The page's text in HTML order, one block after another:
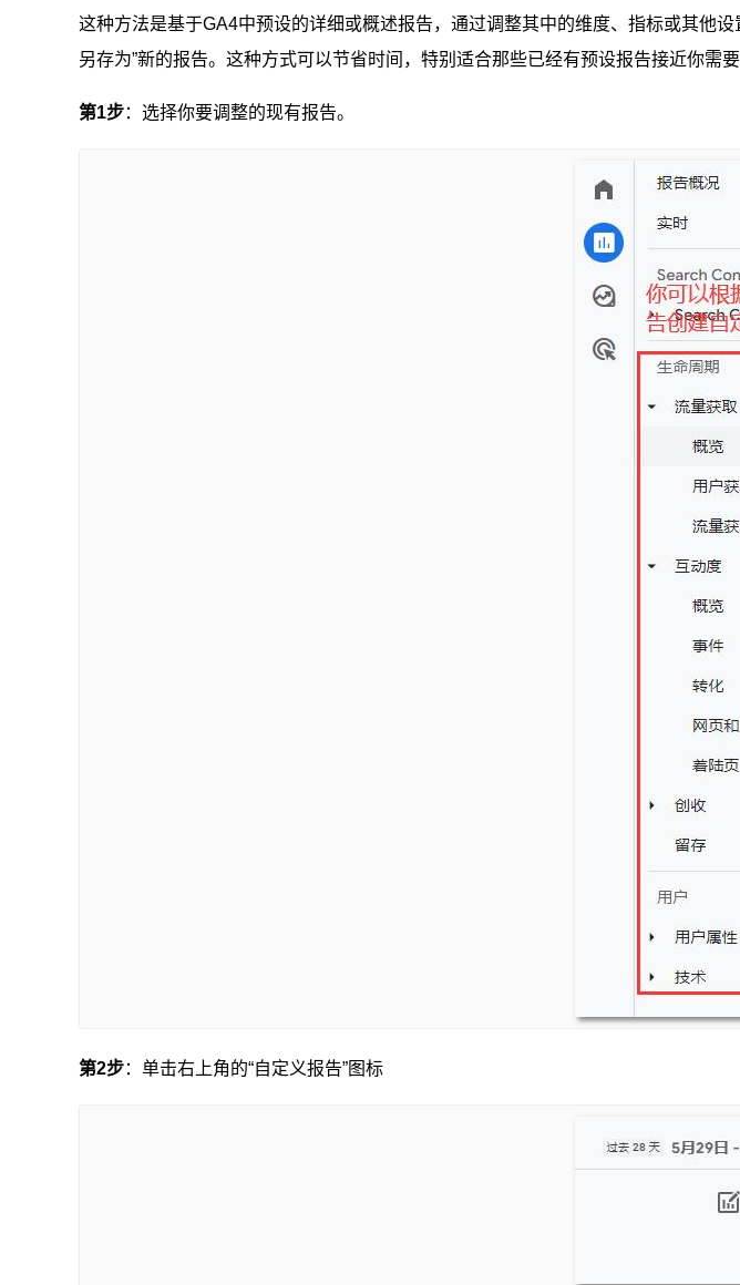
这种方法是基于GA4中预设的详细或概述报告，通过调整其中的维度、指标或其他
另存为”新的报告。这种方式可以节省时间，特别适合那些已经有预设报告接近你需要
第1步：选择你要调整的现有报告。
第2步：单击右上角的“自定义报告”图标